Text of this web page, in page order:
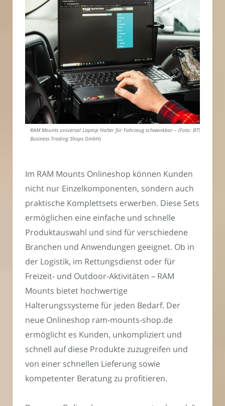
RAM Mounts universal Laptop Halter für Fahrzeug schwenkbar – (Foto: BTS
Business Trading Shops GmbH)
Im RAM Mounts Onlineshop können Kunden
nicht nur Einzelkomponenten, sondern auch
praktische Komplettsets erwerben. Diese Sets
ermöglichen eine einfache und schnelle
Produktauswahl und sind für verschiedene
Branchen und Anwendungen geeignet. Ob in
der Logistik, im Rettungsdienst oder für
Freizeit- und Outdoor-Aktivitäten – RAM
Mounts bietet hochwertige
Halterungssysteme für jeden Bedarf. Der
neue Onlineshop ram-mounts-shop.de
ermöglicht es Kunden, unkompliziert und
schnell auf diese Produkte zuzugreifen und
von einer schnellen Lieferung sowie
kompetenter Beratung zu profitieren.